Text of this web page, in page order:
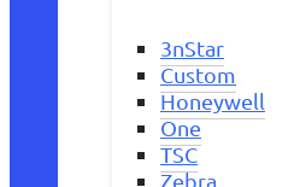
3nStar
Custom
Honeywell
One
TSC
Zebra